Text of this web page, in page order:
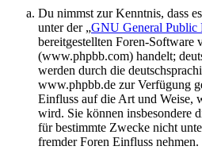
Du nimmst zur Kenntnis, dass
unter der „GNU General Public
bereitgestellten Foren-
(www.phpbb.com) handelt;
werden durch die
www.phpbb.de zur Verfügung
Einfluss auf die Art und Weise,
wird. Sie können insbesondere
für bestimmte Zwecke nicht
fremder Foren Einfluss nehmen.